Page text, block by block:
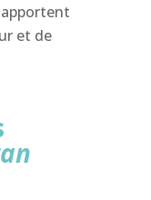
et de